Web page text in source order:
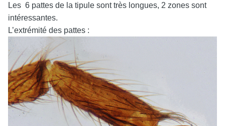
Les 6 pattes de la tipule sont très longues, 2 zones sont
intéressantes.
L’extrémité des pattes :